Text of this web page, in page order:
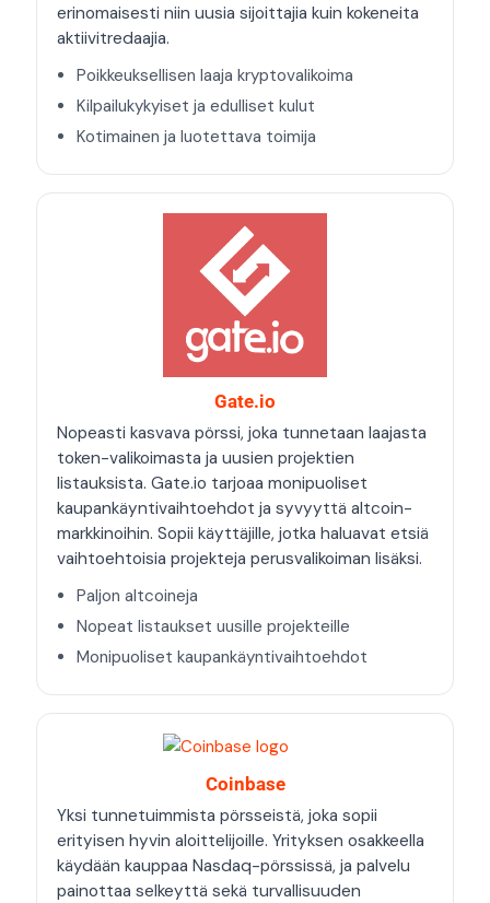
erinomaisesti niin uusia sijoittajia kuin kokeneita
aktiivitredaajia.
Poikkeuksellisen laaja kryptovalikoima
Kilpailukykyiset ja edulliset kulut
Kotimainen ja luotettava toimija
Gate.io
Nopeasti kasvava pörssi, joka tunnetaan laajasta
token-valikoimasta ja uusien projektien
listauksista. Gate.io tarjoaa monipuoliset
kaupankäyntivaihtoehdot ja syvyyttä altcoin-
markkinoihin. Sopii käyttäjille, jotka haluavat etsiä
vaihtoehtoisia projekteja perusvalikoiman lisäksi.
Paljon altcoineja
Nopeat listaukset uusille projekteille
Monipuoliset kaupankäyntivaihtoehdot
Coinbase
Yksi tunnetuimmista pörsseistä, joka sopii
erityisen hyvin aloittelijoille. Yrityksen osakkeella
käydään kauppaa Nasdaq-pörssissä, ja palvelu
painottaa selkeyttä sekä turvallisuuden